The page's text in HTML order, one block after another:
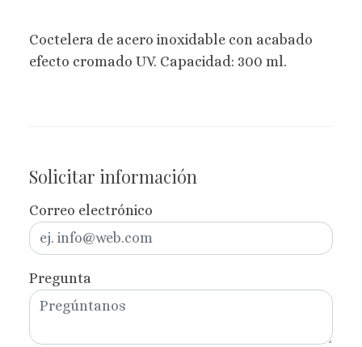
Coctelera de acero inoxidable con acabado
efecto cromado UV. Capacidad: 300 ml.
Solicitar información
Correo electrónico
Pregunta